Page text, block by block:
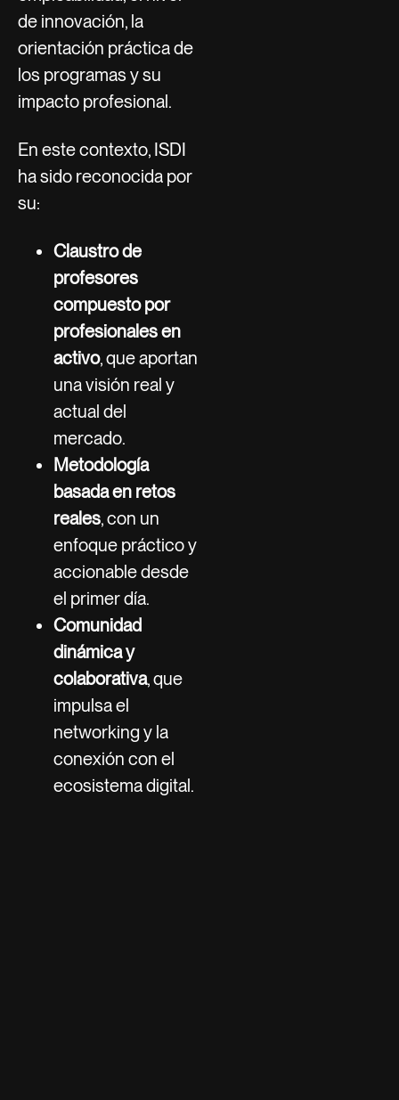
de innovación, la
orientación práctica de
los programas y su
impacto profesional.
En este contexto, ISDI
ha sido reconocida por
su:
Claustro de
profesores
compuesto por
profesionales en
activo, que aportan
una visión real y
actual del
mercado.
Metodología
basada en retos
reales, con un
enfoque práctico y
accionable desde
el primer día.
Comunidad
dinámica y
colaborativa, que
impulsa el
networking y la
conexión con el
ecosistema digital.